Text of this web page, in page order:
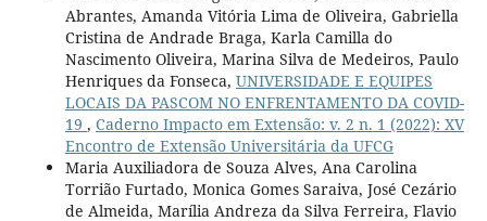
Abrantes, Amanda Vitória Lima de Oliveira, Gabriella
Cristina de Andrade Braga, Karla Camilla do
Nascimento Oliveira, Marina Silva de Medeiros, Paulo
Henriques da Fonseca, UNIVERSIDADE E EQUIPES
LOCAIS DA PASCOM NO ENFRENTAMENTO DA COVID-
19 , Caderno Impacto em Extensão: v. 2 n. 1 (2022): XV
Encontro de Extensão Universitária da UFCG
Maria Auxiliadora de Souza Alves, Ana Carolina
Torrião Furtado, Monica Gomes Saraiva, José Cezário
de Almeida, Marília Andreza da Silva Ferreira, Flavio